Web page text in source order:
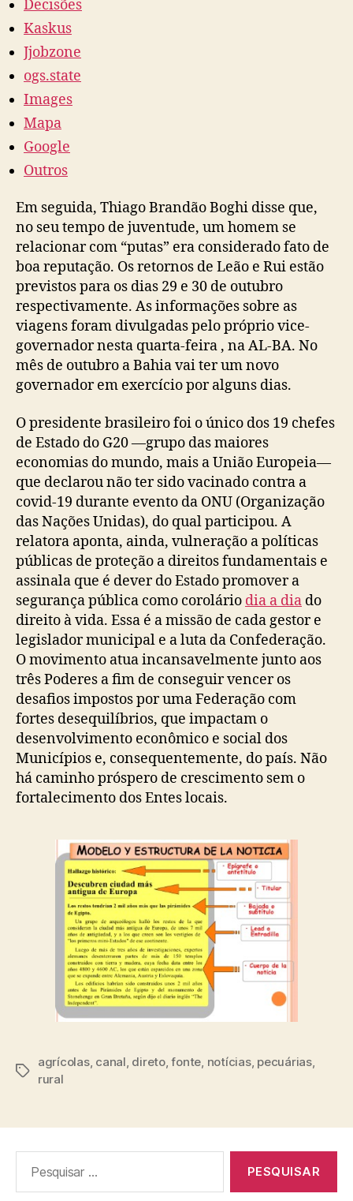
Decisões
Kaskus
Jjobzone
ogs.state
Images
Mapa
Google
Outros
Em seguida, Thiago Brandão Boghi disse que,
no seu tempo de juventude, um homem se
relacionar com “putas” era considerado fato de
boa reputação. Os retornos de Leão e Rui estão
previstos para os dias 29 e 30 de outubro
respectivamente. As informações sobre as
viagens foram divulgadas pelo próprio vice-
governador nesta quarta-feira , na AL-BA. No
mês de outubro a Bahia vai ter um novo
governador em exercício por alguns dias.
O presidente brasileiro foi o único dos 19 chefes
de Estado do G20 —grupo das maiores
economias do mundo, mais a União Europeia—
que declarou não ter sido vacinado contra a
covid-19 durante evento da ONU (Organização
das Nações Unidas), do qual participou. A
relatora aponta, ainda, vulneração a políticas
públicas de proteção a direitos fundamentais e
assinala que é dever do Estado promover a
segurança pública como corolário dia a dia do
direito à vida. Essa é a missão de cada gestor e
legislador municipal e a luta da Confederação.
O movimento atua incansavelmente junto aos
três Poderes a fim de conseguir vencer os
desafios impostos por uma Federação com
fortes desequilíbrios, que impactam o
desenvolvimento econômico e social dos
Municípios e, consequentemente, do país. Não
há caminho próspero de crescimento sem o
fortalecimento dos Entes locais.
Tags
agrícolas, canal direto,fonte notícias, pecuárias,
rural
por: